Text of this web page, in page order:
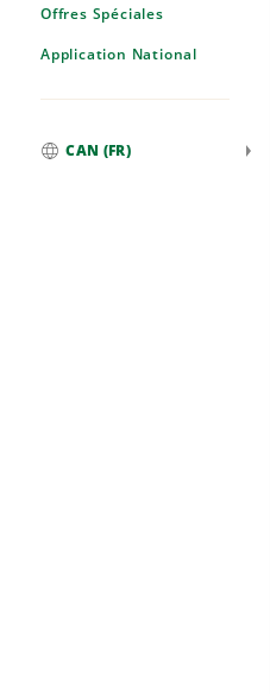
Offres Spéciales
Application National
CAN (FR)